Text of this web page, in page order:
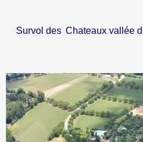
Survol des Chateaux vallée